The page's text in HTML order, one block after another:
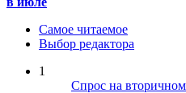
Самое читаемое
Выбор редактора
1
Спрос на